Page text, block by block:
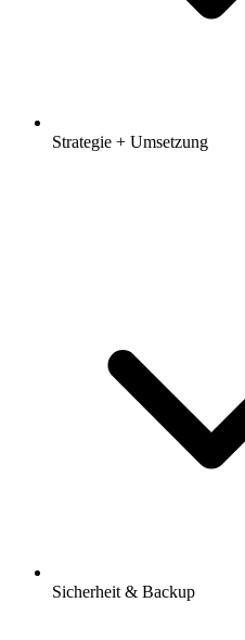
Strategie + Umsetzung
Sicherheit & Backup